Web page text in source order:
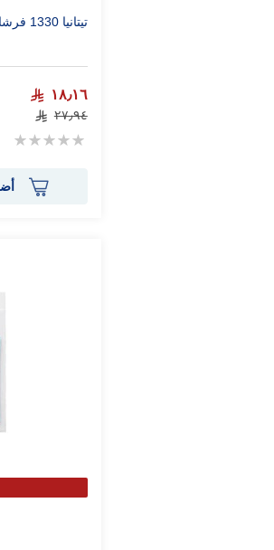
تيتانيا 1330 فرشاة اليد
١٨٫١٦
٢٧٫٩٤
Rating: